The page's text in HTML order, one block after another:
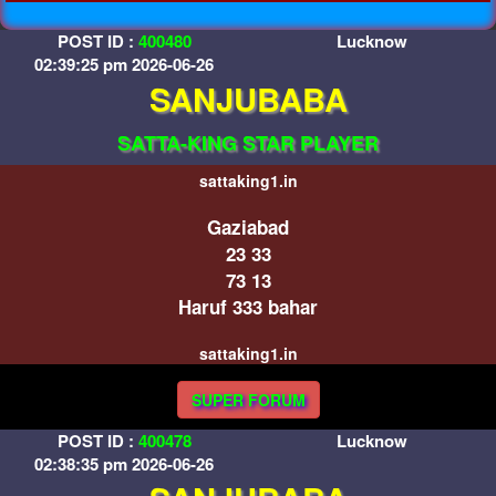
POST ID : 400480
02:39:25 pm 2026-06-26
Lucknow
SANJUBABA
SATTA-KING STAR PLAYER
sattaking1.in
Gaziabad
23 33
73 13
Haruf 333 bahar
sattaking1.in
SUPER FORUM
POST ID : 400478
02:38:35 pm 2026-06-26
Lucknow